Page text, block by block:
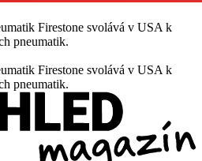
Firestone svolává v USA k
pneumatik.
Firestone svolává v USA k
pneumatik.